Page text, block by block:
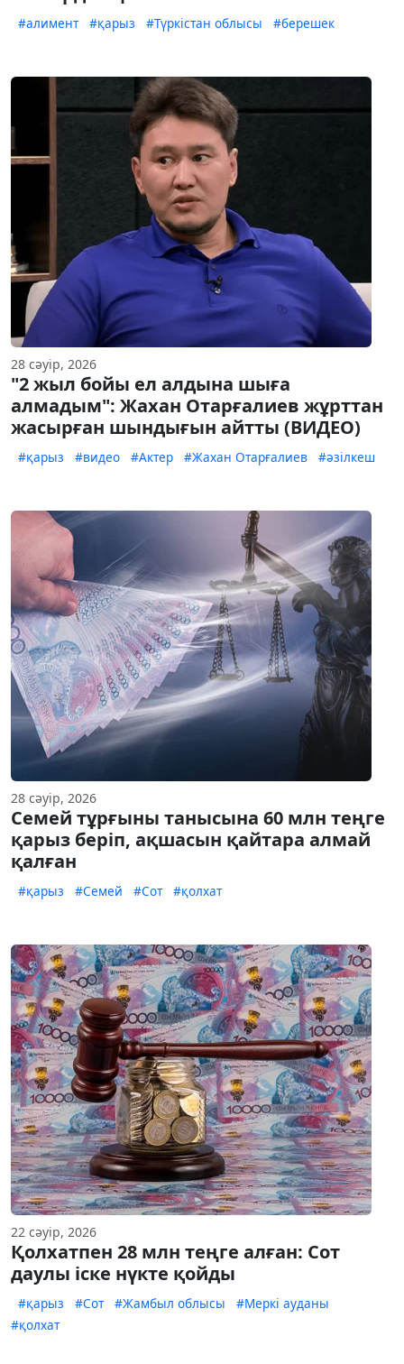
#алимент #қарыз #Түркістан облысы #берешек
28 сәуір, 2026
"2 жыл бойы ел алдына шыға
алмадым": Жахан Отарғалиев жұрттан
жасырған шындығын айтты (ВИДЕО)
#қарыз #видео #Актер #Жахан Отарғалиев #әзілкеш
28 сәуір, 2026
Семей тұрғыны танысына 60 млн теңге
қарыз беріп, ақшасын қайтара алмай
қалған
#қарыз #Семей #Сот #қолхат
22 сәуір, 2026
Қолхатпен 28 млн теңге алған: Сот
даулы іске нүкте қойды
#қарыз #Сот #Жамбыл облысы
#Меркі ауданы
#қолхат